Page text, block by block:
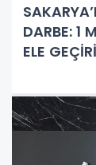
DARBE: 1
ELE